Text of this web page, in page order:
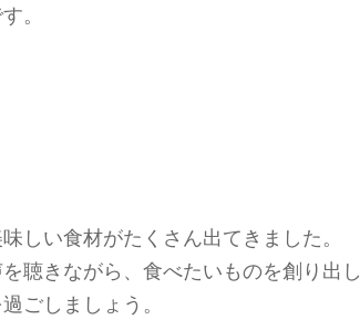
。
しい食材がたくさん出てきました。
聴きながら、食べたいものを創り出し
ごしましょう。